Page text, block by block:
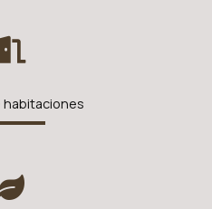
habitaciones